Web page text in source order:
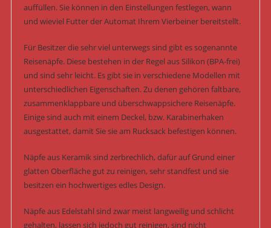
auffüllen. Sie können in den Einstellungen festlegen, wann
und wieviel Futter der Automat Ihrem Vierbeiner bereitstellt.
Für Besitzer die sehr viel unterwegs sind gibt es sogenannte
Reisenäpfe. Diese bestehen in der Regel aus Silikon (BPA-frei)
und sind sehr leicht. Es gibt sie in verschiedene Modellen mit
unterschiedlichen Eigenschaften. Zu denen gehören faltbare,
zusammenklappbare und überschwappsichere Reisenäpfe.
Einige sind auch mit einem Deckel, bzw. Karabinerhaken
ausgestattet, damit Sie sie am Rucksack befestigen können.
Näpfe aus Keramik sind zerbrechlich, dafür auf Grund einer
glatten Oberfläche gut zu reinigen, sehr standfest und sie
besitzen ein hochwertiges edles Design.
Näpfe aus Edelstahl sind zwar meist langweilig und schlicht
gehalten, lassen sich jedoch gut reinigen, sind nicht